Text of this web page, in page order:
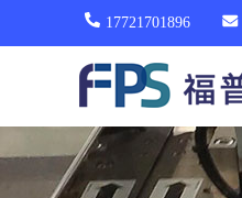
17721701896